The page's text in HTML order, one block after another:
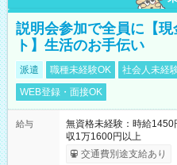
説明会参加で全員に【
ト】生活のお手伝い
派遣 職種未経験OK 社会人未経
WEB登録・面接OK
給与
無資格未経験：時給
収1万1600円以上
交通費別途支給あり